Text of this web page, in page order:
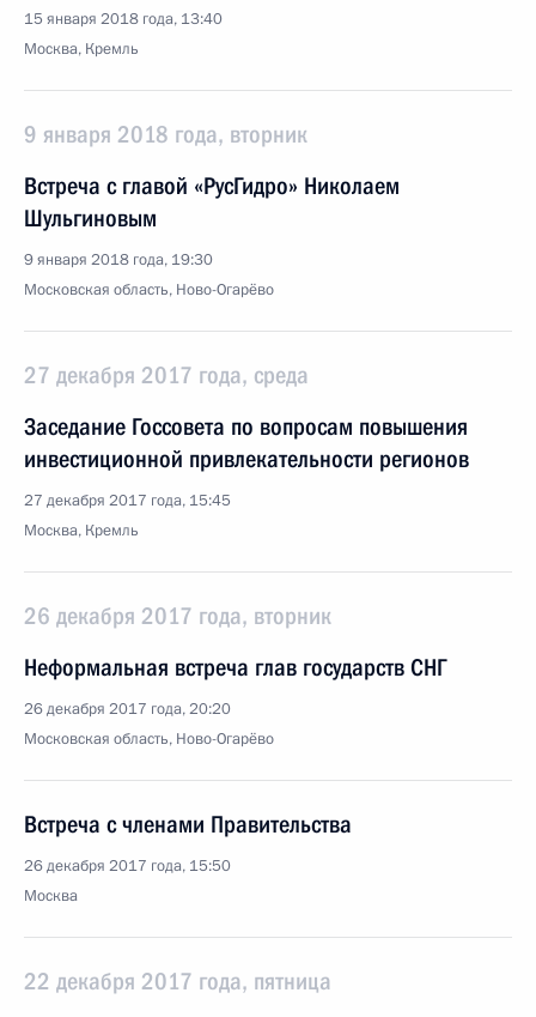
15 января 2018 года, 13:40
Москва, Кремль
9 января 2018 года, вторник
Встреча с главой «РусГидро» Николаем
Шульгиновым
9 января 2018 года, 19:30
Московская область, Ново-Огарёво
27 декабря 2017 года, среда
Заседание Госсовета по вопросам повышения
инвестиционной привлекательности регионов
27 декабря 2017 года, 15:45
Москва, Кремль
26 декабря 2017 года, вторник
Неформальная встреча глав государств СНГ
26 декабря 2017 года, 20:20
Московская область, Ново-Огарёво
Встреча с членами Правительства
26 декабря 2017 года, 15:50
Москва
22 декабря 2017 года, пятница